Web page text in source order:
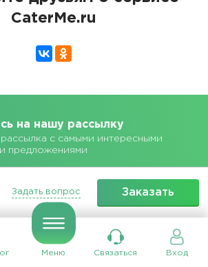
Меню Связаться Вход
Заказать
Задать вопрос
CaterMe.ru
на нашу рассылку
с самыми интересными
предложениями
Подписаться